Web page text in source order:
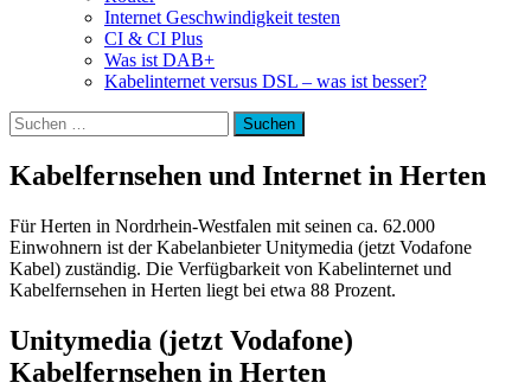
Internet Geschwindigkeit testen
CI & CI Plus
Was ist DAB+
Kabelinternet versus DSL – was ist besser?
Suchen
nach:
Kabelfernsehen und Internet in Herten
Für Herten in Nordrhein-Westfalen mit seinen ca. 62.000
Einwohnern ist der Kabelanbieter Unitymedia (jetzt Vodafone
Kabel) zuständig. Die Verfügbarkeit von Kabelinternet und
Kabelfernsehen in Herten liegt bei etwa 88 Prozent.
Unitymedia (jetzt Vodafone)
Kabelfernsehen in Herten